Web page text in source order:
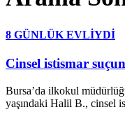
8 GÜNLÜK EVLİYDİ
Cinsel istismar
Bursa’da ilkokul
yaşındaki Halil B., cinsel